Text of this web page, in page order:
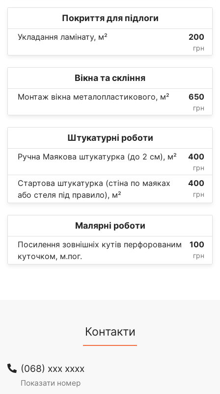
Покриття для підлоги
Укладання ламінату, м² 200
грн
Вікна та скління
Монтаж вікна металопластикового, м² 650
грн
Штукатурні роботи
Ручна Маякова штукатурка (до 2 см), м² 400
грн
Стартова штукатурка (стіна по маяках
або стеля під правило), м²
400
грн
Малярні роботи
Посилення зовнішніх кутів перфорованим
куточком, м.пог.
100
грн
Контакти
(068) xxx xxxx
Показати номер